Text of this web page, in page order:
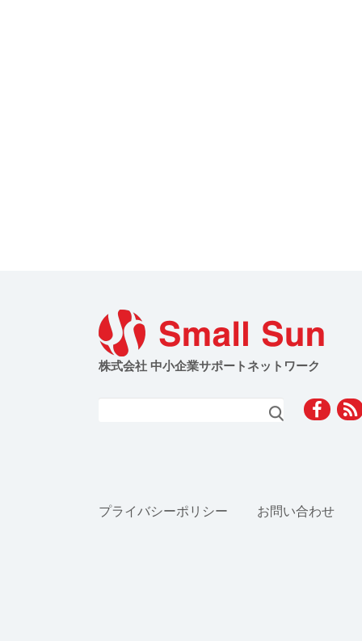
株式会社 中小企業サポートネットワーク
プライバシーポリシー お問い合わせ